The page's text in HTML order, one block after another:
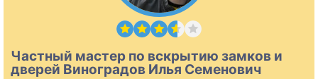
Частный мастер по вскрытию замков и
дверей Виноградов Илья Семенович